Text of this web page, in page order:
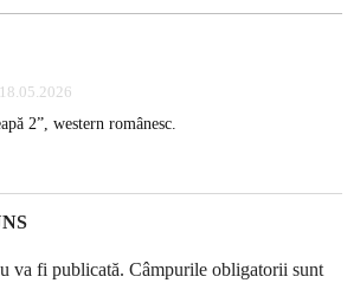
2”, western românesc.
va fi publicată. Câmpurile obligatorii sunt